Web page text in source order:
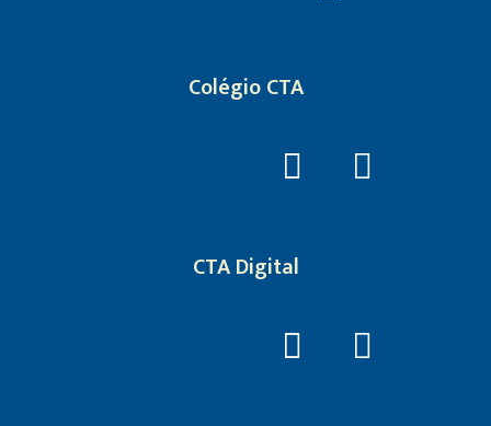
Colégio CTA
CTA Digital